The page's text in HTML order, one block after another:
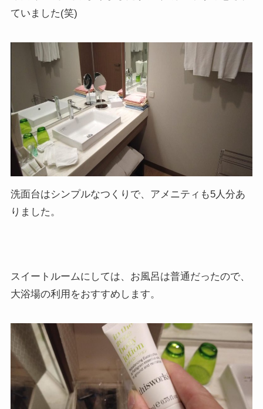
ていました(笑)
洗面台はシンプルなつくりで、アメニティも5人分あ
りました。
スイートルームにしては、お風呂は普通だったので、
大浴場の利用をおすすめします。